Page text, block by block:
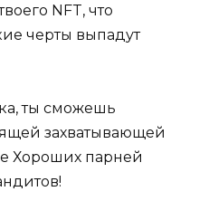
NFT, что
черты выпадут
ты сможешь
захватывающей
Хороших парней